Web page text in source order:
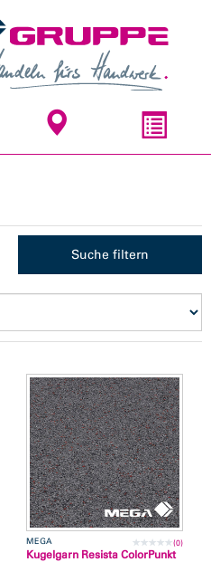
Suche filtern
MEGA (0)
Kugelgarn Resista ColorPunkt